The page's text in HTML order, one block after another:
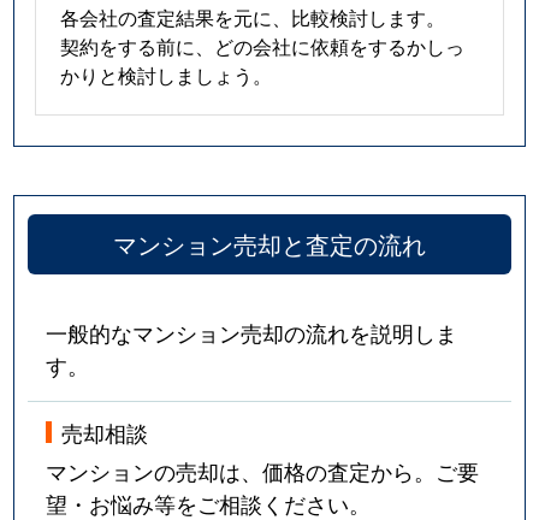
各会社の査定結果を元に、比較検討します。
契約をする前に、どの会社に依頼をするかしっ
かりと検討しましょう。
マンション売却と査定の流れ
一般的なマンション売却の流れを説明しま
す。
売却相談
マンションの売却は、価格の査定から。ご要
望・お悩み等をご相談ください。